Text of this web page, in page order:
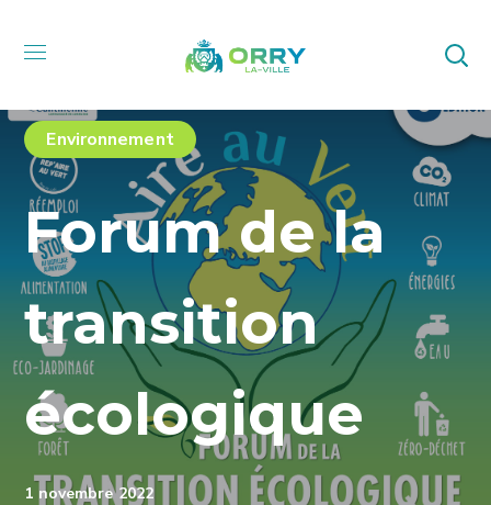
Environnement
Forum de la
transition
écologique
1 novembre 2022